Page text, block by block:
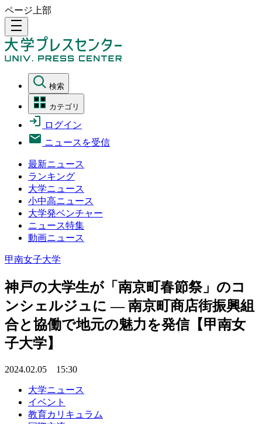
ページ上部
density_medium
検索
カテゴリ
ログイン
ニュースを受信
最新ニュース
ランキング
大学ニュース
小中高ニュース
大学発ベンチャー
ニュース特集
動画ニュース
甲南女子大学
神戸の大学生が「南京町春節祭」のコ
ンシェルジュに — 南京町商店街振興組
合と協働で地元の魅力を発信【甲南女
子大学】
2024.02.05 15:30
大学ニュース
イベント
教育カリキュラム